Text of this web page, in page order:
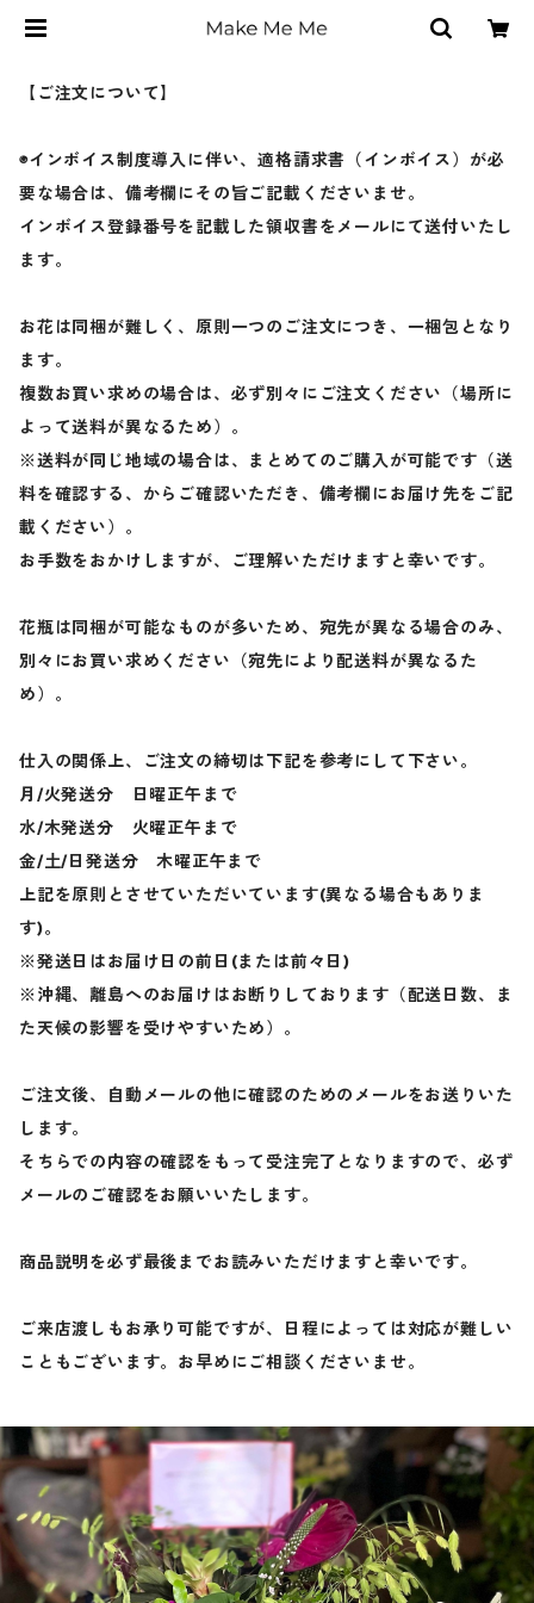
【ご注文について】
◉インボイス制度導入に伴い、適格請求書（インボイス）が必
要な場合は、備考欄にその旨ご記載くださいませ。
インボイス登録番号を記載した領収書をメールにて送付いたし
ます。
お花は同梱が難しく、原則一つのご注文につき、一梱包となり
ます。
複数お買い求めの場合は、必ず別々にご注文ください（場所に
よって送料が異なるため）。
※送料が同じ地域の場合は、まとめてのご購入が可能です（送
料を確認する、からご確認いただき、備考欄にお届け先をご記
載ください）。
お手数をおかけしますが、ご理解いただけますと幸いです。
花瓶は同梱が可能なものが多いため、宛先が異なる場合のみ、
別々にお買い求めください（宛先により配送料が異なるた
め）。
仕入の関係上、ご注文の締切は下記を参考にして下さい。
月/火発送分 日曜正午まで
水/木発送分 火曜正午まで
金/土/日発送分 木曜正午まで
上記を原則とさせていただいています(異なる場合もありま
す)。
※発送日はお届け日の前日(または前々日)
※沖縄、離島へのお届けはお断りしております（配送日数、ま
た天候の影響を受けやすいため）。
ご注文後、自動メールの他に確認のためのメールをお送りいた
します。
そちらでの内容の確認をもって受注完了となりますので、必ず
メールのご確認をお願いいたします。
商品説明を必ず最後までお読みいただけますと幸いです。
ご来店渡しもお承り可能ですが、日程によっては対応が難しい
こともございます。お早めにご相談くださいませ。